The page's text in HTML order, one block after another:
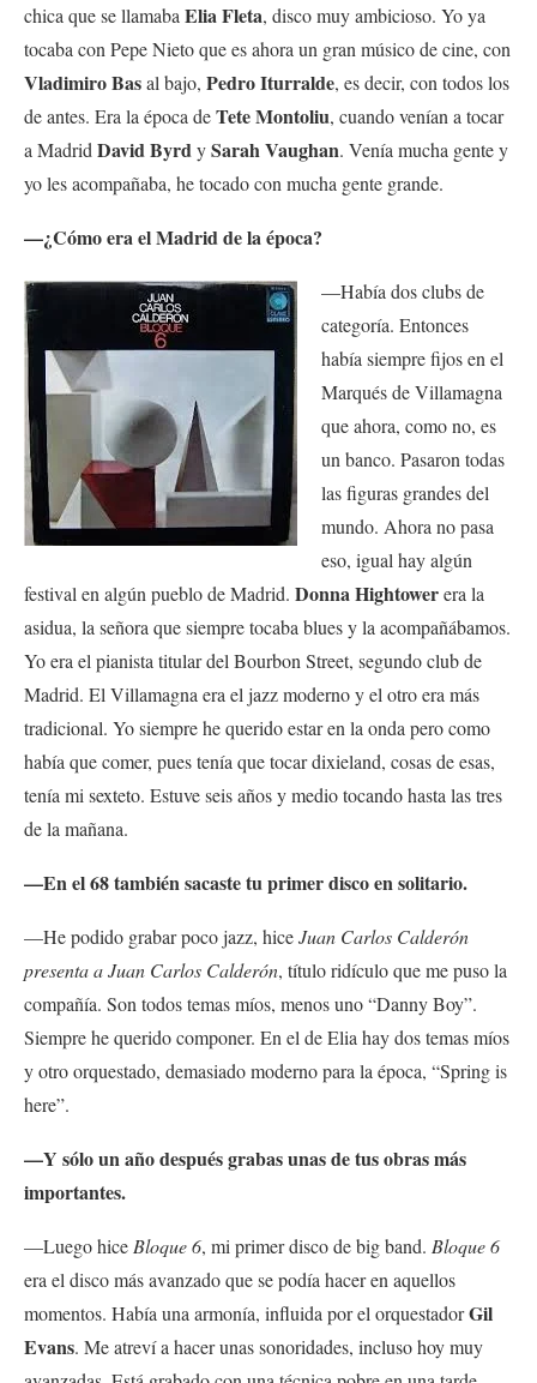
chica que se llamaba Elia Fleta, disco muy ambicioso. Yo ya
tocaba con Pepe Nieto que es ahora un gran músico de cine, con
Vladimiro Basal bajo, Pedro Iturralde, es decir, con todos los
de antes. Era la época deTete Montoliu, cuando venían a tocar
a Madrid David ByrdySarah Vaughan. Venía mucha gente y
yo les acompañaba, he tocado con mucha gente grande.
—¿Cómo erael Madrid de la época?
—Había dos clubs de
categoría. Entonces
había siempre fijos en el
Marqués de Villamagna
que ahora, como no, es
un banco. Pasaron todas
las figuras grandes del
mundo. Ahora no pasa
eso, igual hay algún
festival en algún pueblo de Madrid. Donna Hightowerera la
asidua, la señora que siempre tocaba blues y la acompañábamos.
Yo era el pianista titular del Bourbon Street, segundo club de
Madrid. El Villamagna era el jazz moderno y el otro era más
tradicional. Yo siempre he querido estar en la onda pero como
había que comer, pues tenía que tocar dixieland, cosas de esas,
tenía mi sexteto. Estuve seis años y medio tocando hasta las tres
de la mañana.
—En el 68 también sacaste tu primer disco en solitario.
—He podido grabar poco jazz, hiceJuan Carlos Calderón
presenta a Juan Carlos Calderón, título ridículo que me puso la
compañía. Son todos temas míos, menos uno “Danny Boy”.
Siempre he querido componer. En el de Elia hay dos temas míos
y otro orquestado, demasiado moderno para la época, “Spring is
here”.
—Y sólo un año después grabas unas de tus obras más
importantes.
—Luego hice Bloque 6, mi primer disco de big band. Bloque 6
era el disco más avanzado que se podía hacer en aquellos
momentos. Había una armonía, influida por el orquestadorGil
Evans. Me atreví a hacer unas sonoridades, incluso hoy muy